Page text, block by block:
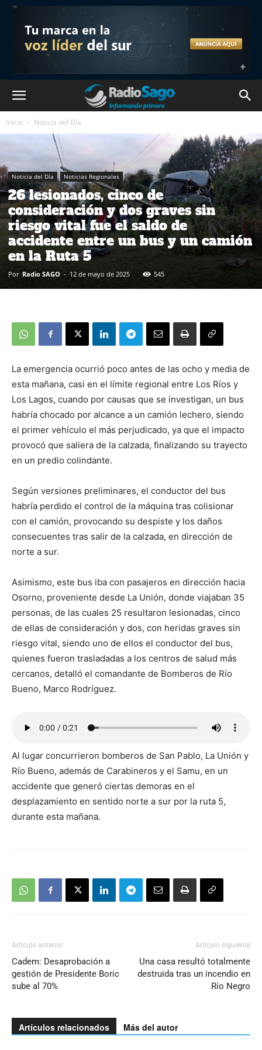
Inicio Noticia del Día
Noticia del Día Noticias Regionales
26 lesionados, cinco de
consideración y dos graves sin
riesgo vital fue el saldo de
accidente entre un bus y un camión
en la Ruta 5
Por Radio SAGO - 12 de mayo de 2025 545
La emergencia ocurrió poco antes de las ocho y media de
esta mañana, casi en el límite regional entre Los Ríos y
Los Lagos, cuando por causas que se investigan, un bus
habría chocado por alcance a un camión lechero, siendo
el primer vehículo el más perjudicado, ya que el impacto
provocó que saliera de la calzada, finalizando su trayecto
en un predio colindante.
Según versiones preliminares, el conductor del bus
habría perdido el control de la máquina tras colisionar
con el camión, provocando su despiste y los daños
consecuentes tras salir de la calzada, en dirección de
norte a sur.
Asimismo, este bus iba con pasajeros en dirección hacia
Osorno, proveniente desde La Unión, donde viajaban 35
personas, de las cuales 25 resultaron lesionadas, cinco
de ellas de consideración y dos, con heridas graves sin
riesgo vital, siendo uno de ellos el conductor del bus,
quienes fueron trasladadas a los centros de salud más
cercanos, detalló el comandante de Bomberos de Río
Bueno, Marco Rodríguez.
Al lugar concurrieron bomberos de San Pablo, La Unión y
Río Bueno, además de Carabineros y el Samu, en un
accidente que generó ciertas demoras en el
desplazamiento en sentido norte a sur por la ruta 5,
durante esta mañana.
Artículo anterior
Cadem: Desaprobación a
gestión de Presidente Boric
sube al 70%
Artículo siguiente
Una casa resultó totalmente
destruida tras un incendio en
Río Negro
Artículos relacionados Más del autor